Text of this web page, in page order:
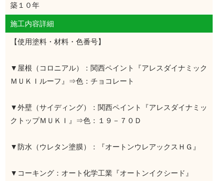
築１０年
施工内容詳細
【使用塗料・材料・色番号】
▼屋根（コロニアル）：関西ペイント『アレスダイナミック
ＭＵＫＩルーフ』⇒色：チョコレート
▼外壁（サイディング）：関西ペイント『アレスダイナミッ
クトップＭＵＫＩ』⇒色：１９－７０Ｄ
▼防水（ウレタン塗膜）：『オートンウレアックスＨＧ』
▼コーキング：オート化学工業『オートンイクシード』